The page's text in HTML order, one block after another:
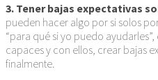
3. Tener bajas expectativas
pueden hacer algo por si solos
“para qué si yo puedo
capaces y con ellos, crear bajas
finalmente.